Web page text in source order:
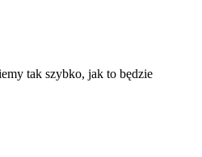
tak szybko, jak to będzie